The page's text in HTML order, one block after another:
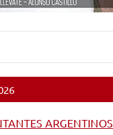
ARGENTINOS